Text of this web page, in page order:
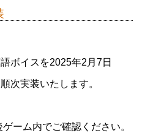
ボイスを2025年2月7日
次実装いたします。
ーム内でご確認ください。